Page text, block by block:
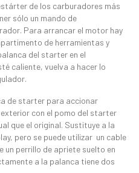
de los carburadores más
sólo un mando de
Para arrancar el motor hay
de herramientas y
del starter en el
caliente, vuelva a hacer lo
de starter para accionar
con el pomo del starter
que el original. Sustituye a la
pero se puede utilizar un cable
un perrillo de apriete suelto en
a la palanca tiene dos